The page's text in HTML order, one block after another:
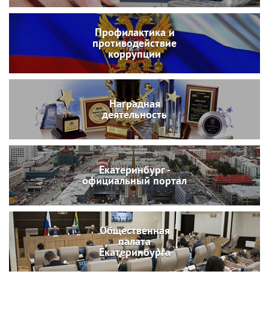
Профилактика и
противодействие
коррупции
Наградная
деятельность
Екатеринбург -
официальный портал
Общественная
палата
Екатеринбурга